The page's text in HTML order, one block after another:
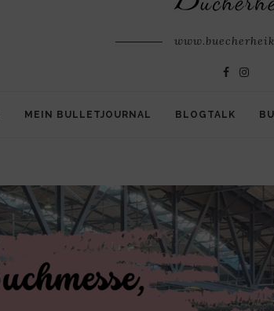
MEIN BULLETJOURNAL BLOGTALK